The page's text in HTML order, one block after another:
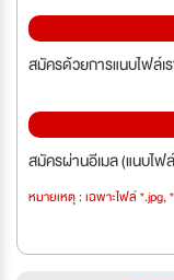
สมัครด้วยการแนบไฟล์เ
สมัครผ่านอีเมล (แนบไฟ
หมายเหตุ : เฉพาะไฟล์ *.jpg,